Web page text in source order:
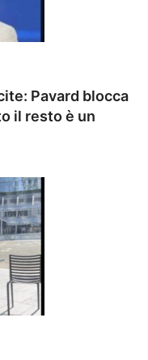
Pavard blocca
il resto è un